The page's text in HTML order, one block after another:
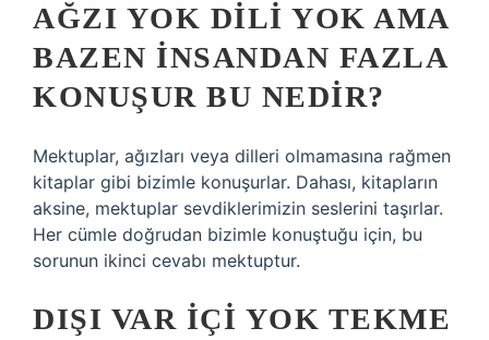
AĞZI YOK DILI YOK AMA
BAZEN INSANDAN FAZLA
KONUŞUR BU NEDIR?
Mektuplar, ağızları veya dilleri olmamasına rağmen
kitaplar gibi bizimle konuşurlar. Dahası, kitapların
aksine, mektuplar sevdiklerimizin seslerini taşırlar.
Her cümle doğrudan bizimle konuştuğu için, bu
sorunun ikinci cevabı mektuptur.
DIŞI VAR IÇI YOK TEKME